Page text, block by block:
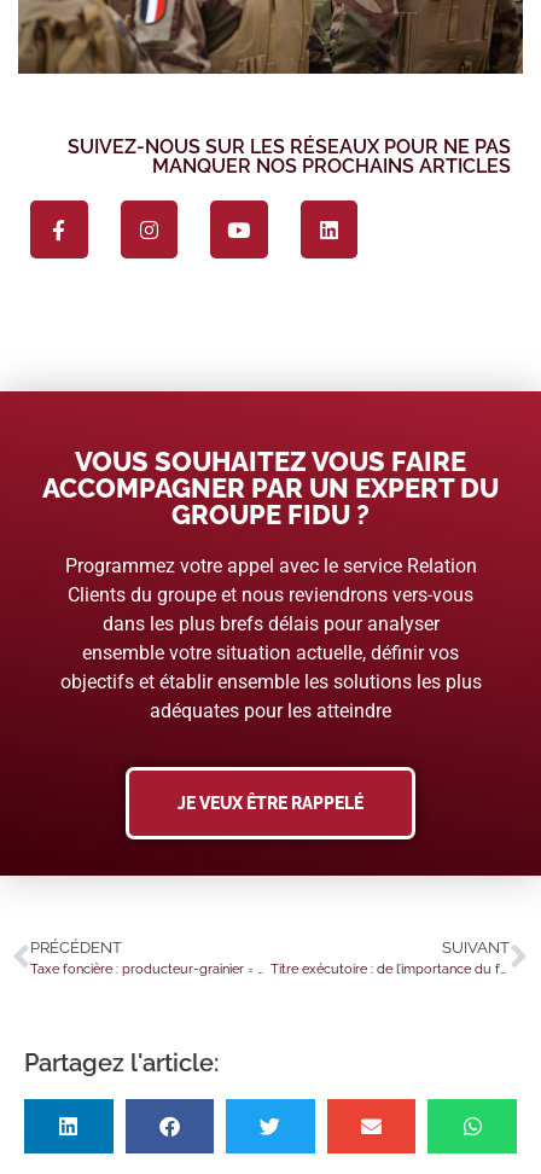
SUIVEZ-NOUS SUR LES RÉSEAUX POUR NE PAS
MANQUER NOS PROCHAINS ARTICLES
VOUS SOUHAITEZ VOUS FAIRE
ACCOMPAGNER PAR UN EXPERT DU
GROUPE FIDU ?
Programmez votre appel avec le service Relation
Clients du groupe et nous reviendrons vers-vous
dans les plus brefs délais pour analyser
ensemble votre situation actuelle, définir vos
objectifs et établir ensemble les solutions les plus
adéquates pour les atteindre
JE VEUX ÊTRE RAPPELÉ
PRÉCÉDENT
Taxe foncière : producteur-grainier = agriculteur ?
SUIVANT
Titre exécutoire : de l’importance du formalisme…
Partagez l'article: